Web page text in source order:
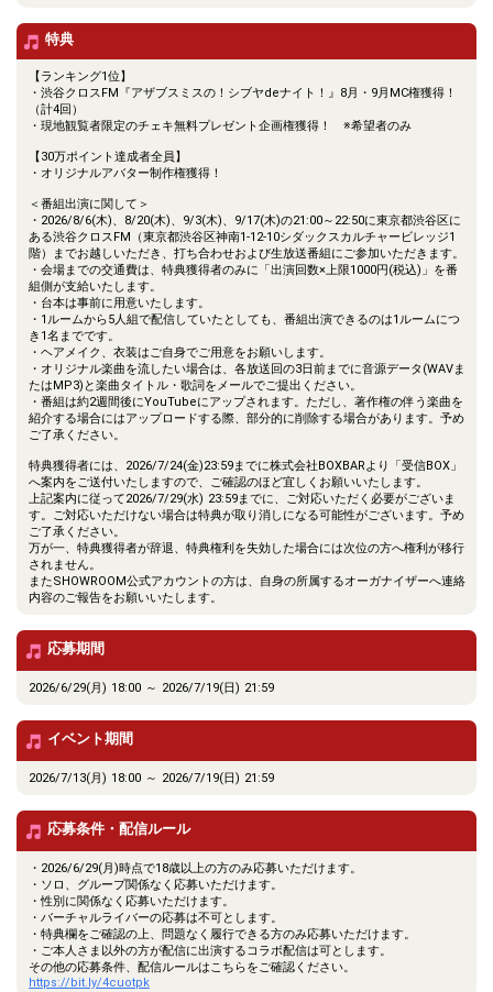
特典
【ランキング1位】
・渋谷クロスFM『アザブスミスの！シブヤdeナイト！』8月・9月MC権獲得！
（計4回）
・現地観覧者限定のチェキ無料プレゼント企画権獲得！ ※希望者のみ
【30万ポイント達成者全員】
・オリジナルアバター制作権獲得！
＜番組出演に関して＞
・2026/8/6(木)、8/20(木)、9/3(木)、9/17(木)の21:00～22:50に東京都渋谷区に
ある渋谷クロスFM（東京都渋谷区神南1-12-10シダックスカルチャービレッジ1
階）までお越しいただき、打ち合わせおよび生放送番組にご参加いただきます。
・会場までの交通費は、特典獲得者のみに「出演回数×上限1000円(税込)」を番
組側が支給いたします。
・台本は事前に用意いたします。
・1ルームから5人組で配信していたとしても、番組出演できるのは1ルームにつ
き1名までです。
・ヘアメイク、衣装はご自身でご用意をお願いします。
・オリジナル楽曲を流したい場合は、各放送回の3日前までに音源データ(WAVま
たはMP3)と楽曲タイトル・歌詞をメールでご提出ください。
・番組は約2週間後にYouTubeにアップされます。ただし、著作権の伴う楽曲を
紹介する場合にはアップロードする際、部分的に削除する場合があります。予め
ご了承ください。
特典獲得者には、2026/7/24(金)23:59までに株式会社BOXBARより「受信BOX」
へ案内をご送付いたしますので、ご確認のほど宜しくお願いいたします。
上記案内に従って2026/7/29(水) 23:59までに、ご対応いただく必要がございま
す。ご対応いただけない場合は特典が取り消しになる可能性がございます。予め
ご了承ください。
万が一、特典獲得者が辞退、特典権利を失効した場合には次位の方へ権利が移行
されません。
またSHOWROOM公式アカウントの方は、自身の所属するオーガナイザーへ連絡
内容のご報告をお願いいたします。
応募期間
2026/6/29(月) 18:00 ～ 2026/7/19(日) 21:59
イベント期間
2026/7/13(月) 18:00 ～ 2026/7/19(日) 21:59
応募条件・配信ルール
・2026/6/29(月)時点で18歳以上の方のみ応募いただけます。
・ソロ、グループ関係なく応募いただけます。
・性別に関係なく応募いただけます。
・バーチャルライバーの応募は不可とします。
・特典欄をご確認の上、問題なく履行できる方のみ応募いただけます。
・ご本人さま以外の方が配信に出演するコラボ配信は可とします。
その他の応募条件、配信ルールはこちらをご確認ください。
https://bit.ly/4cuotpk